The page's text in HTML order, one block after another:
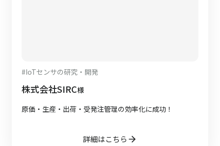
#IoTセンサの研究・開発
株式会社SIRC様
原価・生産・出荷・受発注管理の効率化に成功！
詳細はこちら